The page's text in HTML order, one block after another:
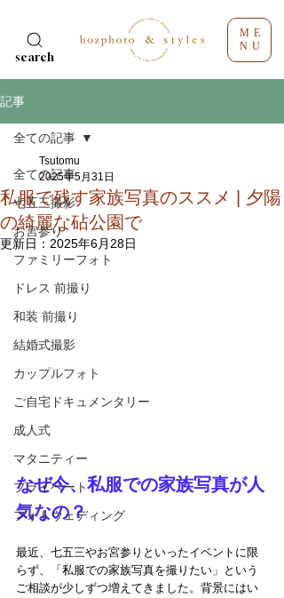
search
ME
NU
記事
全ての記事
七五三撮影
お宮参り
ファミリーフォト
ドレス 前撮り
和装 前撮り
結婚式撮影
カップルフォト
ご自宅ドキュメンタリー
成人式
マタニティー
プライベート
フォトウェディング
全ての記事
私服で残す家族写真のススメ | 夕陽
の綺麗な砧公園で
Tsutomu
2025年5月31日
更新日： 2025年6月28日
なぜ今、私服での家族写真が人
気なの？
最近、七五三やお宮参りといったイベントに限
らず、「私服での家族写真を撮りたい」という
ご相談が少しずつ増えてきました。背景にはい